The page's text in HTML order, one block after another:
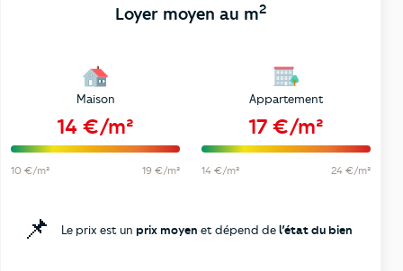
Loyer moyen au m2
Maison
14 €/m²
10 €/m² 19 €/m²
Appartement
17 €/m²
14 €/m² 24 €/m²
📌 Le prix est un prix moyen et dépend del’état du bien